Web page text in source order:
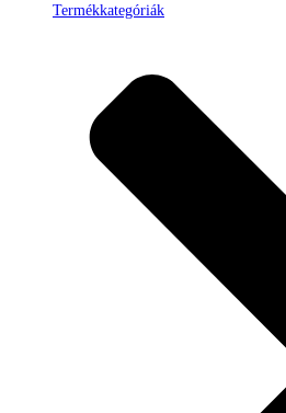
Termékkategóriák